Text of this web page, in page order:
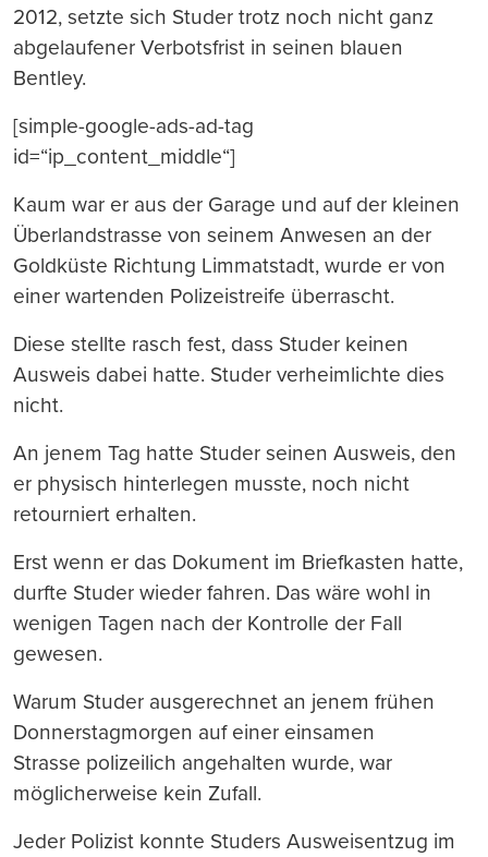
2012, setzte sich Studer trotz noch nicht ganz
abgelaufener Verbotsfrist in seinen blauen
Bentley.
[simple-google-ads-ad-tag
id=“ip_content_middle“]
Kaum war er aus der Garage und auf der kleinen
Überlandstrasse von seinem Anwesen an der
Goldküste Richtung Limmatstadt, wurde er von
einer wartenden Polizeistreife überrascht.
Diese stellte rasch fest, dass Studer keinen
Ausweis dabei hatte. Studer verheimlichte dies
nicht.
An jenem Tag hatte Studer seinen Ausweis, den
er physisch hinterlegen musste, noch nicht
retourniert erhalten.
Erst wenn er das Dokument im Briefkasten hatte,
durfte Studer wieder fahren. Das wäre wohl in
wenigen Tagen nach der Kontrolle der Fall
gewesen.
Warum Studer ausgerechnet an jenem frühen
Donnerstagmorgen auf einer einsamen
Strasse polizeilich angehalten wurde, war
möglicherweise kein Zufall.
Jeder Polizist konnte Studers Ausweisentzug im